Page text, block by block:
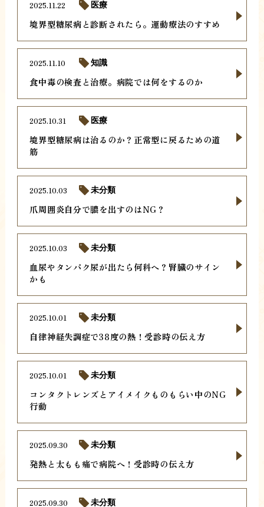
境界型糖尿病と診断されたら。運動療法のすすめ
2025.11.22 医療
食中毒の検査と治療。病院では何をするのか
2025.11.10 知識
境界型糖尿病は治るのか？正常型に戻るための道
筋
2025.10.31 医療
爪周囲炎自分で膿を出すのはNG？
2025.10.03 未分類
血尿やタンパク尿が出たら何科へ？腎臓のサイン
かも
2025.10.03 未分類
自律神経失調症で38度の熱！受診時の伝え方
2025.10.01 未分類
コンタクトレンズとアイメイクものもらい中のNG
行動
2025.10.01 未分類
発熱と太もも痛で病院へ！受診時の伝え方
2025.09.30 未分類
2025.09.30 未分類